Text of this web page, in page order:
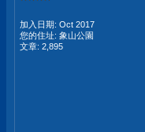
加入日期: Oct 2017
您的住址: 象山公園
文章: 2,895